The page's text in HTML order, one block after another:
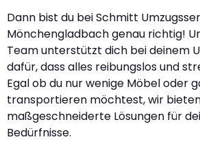
Dann bist du bei Schmitt
Mönchengladbach genau richtig!
Team unterstützt dich bei deinem
dafür, dass alles reibungslos und
Egal ob du nur wenige Möbel oder
transportieren möchtest, wir
maßgeschneiderte Lösungen für
Bedürfnisse.